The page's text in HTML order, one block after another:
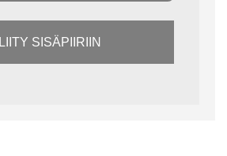
LIITY SISÄPIIRIIN